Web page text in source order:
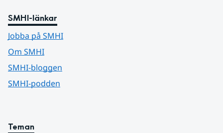
SMHI-länkar
Jobba på SMHI
Om SMHI
SMHI-bloggen
SMHI-podden
Teman